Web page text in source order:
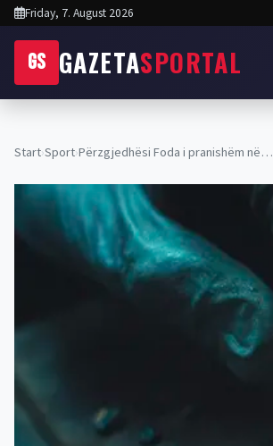
Friday, 7. August 2026
GS GAZETASPORTAL
Start›Sport›Përzgjedhësi Foda i pranishëm në…